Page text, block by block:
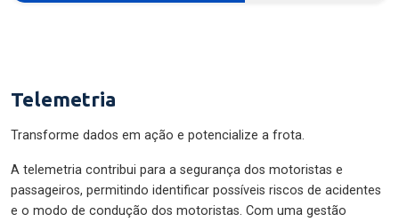
Telemetria
Transforme dados em ação e potencialize a frota.
A telemetria contribui para a segurança dos motoristas e
passageiros, permitindo identificar possíveis riscos de acidentes
e o modo de condução dos motoristas. Com uma gestão